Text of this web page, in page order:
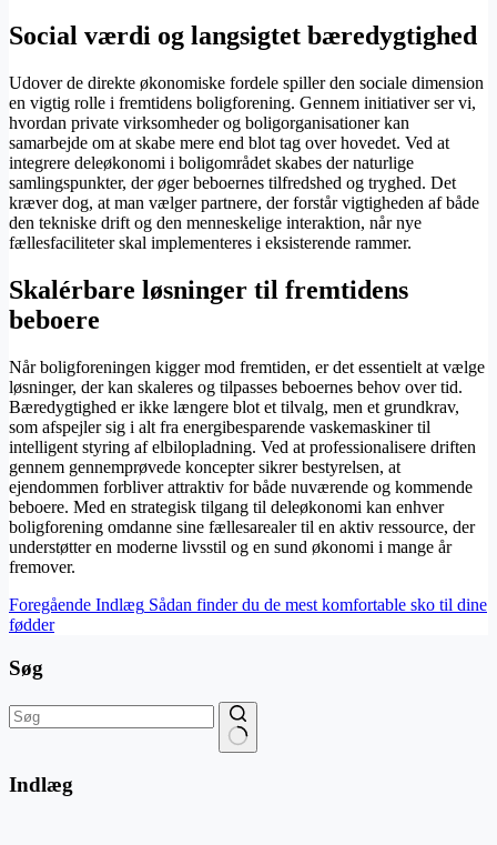
Social værdi og langsigtet bæredygtighed
Udover de direkte økonomiske fordele spiller den sociale dimension
en vigtig rolle i fremtidens boligforening. Gennem initiativer ser vi,
hvordan private virksomheder og boligorganisationer kan
samarbejde om at skabe mere end blot tag over hovedet. Ved at
integrere deleøkonomi i boligområdet skabes der naturlige
samlingspunkter, der øger beboernes tilfredshed og tryghed. Det
kræver dog, at man vælger partnere, der forstår vigtigheden af både
den tekniske drift og den menneskelige interaktion, når nye
fællesfaciliteter skal implementeres i eksisterende rammer.
Skalérbare løsninger til fremtidens
beboere
Når boligforeningen kigger mod fremtiden, er det essentielt at vælge
løsninger, der kan skaleres og tilpasses beboernes behov over tid.
Bæredygtighed er ikke længere blot et tilvalg, men et grundkrav,
som afspejler sig i alt fra energibesparende vaskemaskiner til
intelligent styring af elbilopladning. Ved at professionalisere driften
gennem gennemprøvede koncepter sikrer bestyrelsen, at
ejendommen forbliver attraktiv for både nuværende og kommende
beboere. Med en strategisk tilgang til deleøkonomi kan enhver
boligforening omdanne sine fællesarealer til en aktiv ressource, der
understøtter en moderne livsstil og en sund økonomi i mange år
fremover.
Foregående Indlæg Sådan finder du de mest komfortable sko til dine
fødder
Søg
resultater
Indlæg